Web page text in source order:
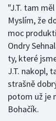
Rychlostní
Short track
Sportovní
Stolní tenis
Triatlon
"J.T. tam
Myslím, že
moc
Ondry
ty, které
J.T. nakopl,
strašně
potom už je
Bohačík.